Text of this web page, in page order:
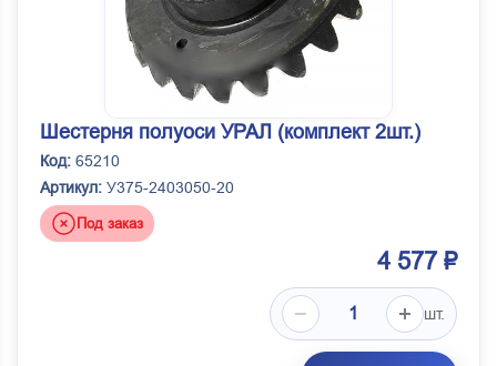
Шестерня полуоси УРАЛ (комплект 2шт.)
Код: 65210
Артикул: У375-2403050-20
Под заказ
4 577 ₽
шт.